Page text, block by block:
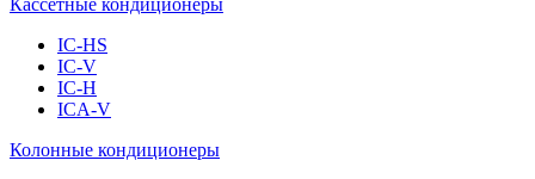
IC-HS
IC-V
IC-H
ICA-V
Колонные кондиционеры